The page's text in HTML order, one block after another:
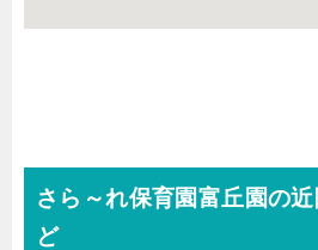
さら～れ保育園富丘園の
ど